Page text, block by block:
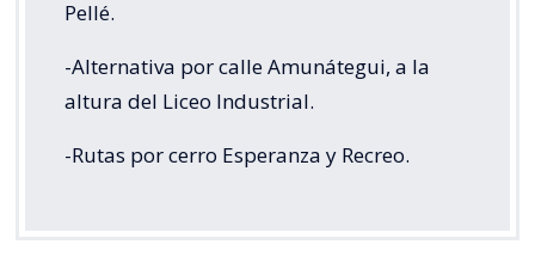
Pellé.
-Alternativa por calle Amunátegui, a la
altura del Liceo Industrial.
-Rutas por cerro Esperanza y Recreo.